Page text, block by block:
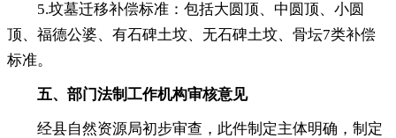
5.坟墓迁移补偿标准：包括大圆顶、中圆顶、小圆
顶、福德公婆、有石碑土坟、无石碑土坟、骨坛7类补偿
标准。
五、部门法制工作机构审核意见
经县自然资源局初步审查 ， 此件制定主体明确，制定